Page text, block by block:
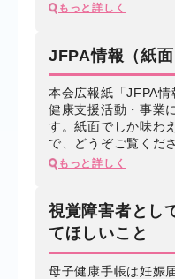
もっと詳しく
JFPA情報（紙面
本会広報紙「JFPA
健康支援活動・事業
す。紙面でしか味わ
で、どうぞご覧くだ
もっと詳しく
視覚障害者とし
てほしいこと
母子健康手帳は妊娠